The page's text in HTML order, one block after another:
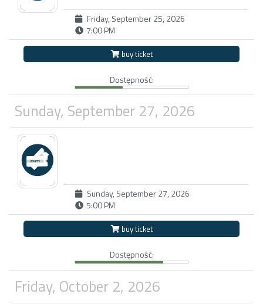
Friday, September 25, 2026
7:00 PM
buy ticket
Dostępność:
Sunday, September 27, 2026
Sunday, September 27, 2026
5:00 PM
buy ticket
Dostępność:
Friday, October 2, 2026